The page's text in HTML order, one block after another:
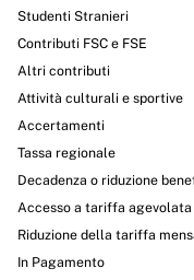
Studenti Stranieri
Contributi FSC e FSE
Altri contributi
Attività culturali e sportive
Accertamenti
Tassa regionale
Decadenza o riduzione
Accesso a tariffa
Riduzione della tariffa
In Pagamento